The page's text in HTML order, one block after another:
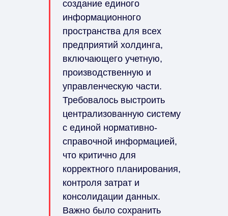
создание единого
информационного
пространства для всех
предприятий холдинга,
включающего учетную,
производственную и
управленческую части.
Требовалось выстроить
централизованную систему
с единой нормативно-
справочной информацией,
что критично для
корректного планирования,
контроля затрат и
консолидации данных.
Важно было сохранить